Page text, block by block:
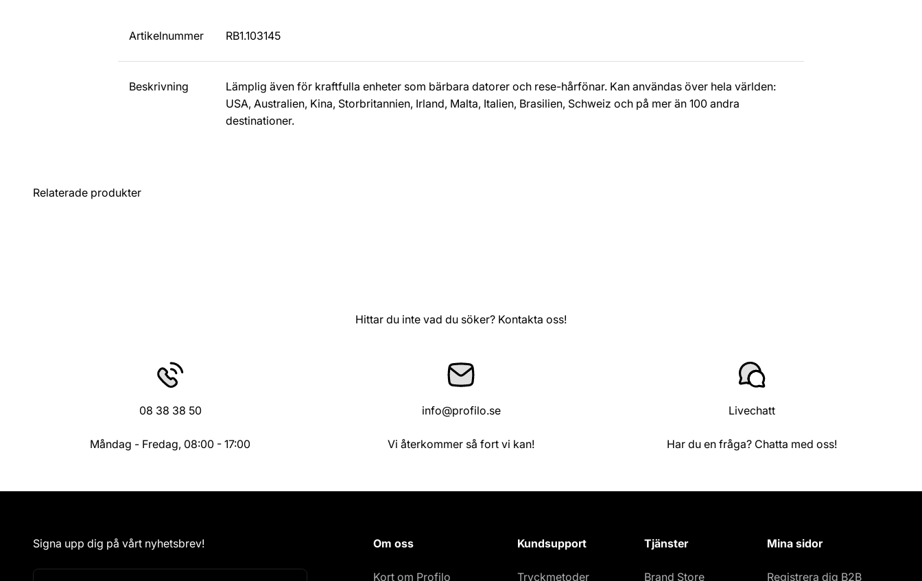
Artikelnummer RB1.103145
Beskrivning
Lämplig även för kraftfulla enheter som bärbara datorer och rese-hårfönar. Kan användas över hela världen:
USA, Australien, Kina, Storbritannien, Irland, Malta, Italien, Brasilien, Schweiz och på mer än 100 andra
destinationer.
Relaterade produkter
Hittar du inte vad du söker? Kontakta oss!
08 38 38 50
Måndag - Fredag, 08:00 - 17:00
info@profilo.se
Vi återkommer så fort vi kan!
Livechatt
Har du en fråga? Chatta med oss!
Signa upp dig på vårt nyhetsbrev! Om oss
Kort om Profilo
Kundsupport
Tryckmetoder
Tjänster
Brand Store
Mina sidor
Registrera dig B2B